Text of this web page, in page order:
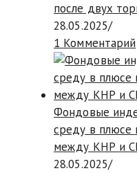
после двух
28.05.2025/
1 Комментарий
Фондовые
среду в плюсе
между КНР и
28.05.2025/